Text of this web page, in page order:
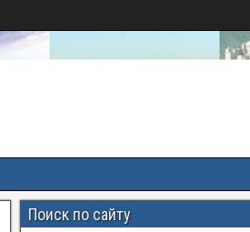
Поиск по сайту